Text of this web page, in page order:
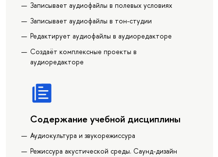
Записывает аудиофайлы в полевых условиях
Записывает аудиофайлы в тон-студии
Редактирует аудиофайлы в аудиоредакторе
Создаёт комплексные проекты в
аудиоредакторе
Содержание учебной дисциплины
Аудиокультура и звукорежиссура
Режиссура акустической среды. Саунд-дизайн